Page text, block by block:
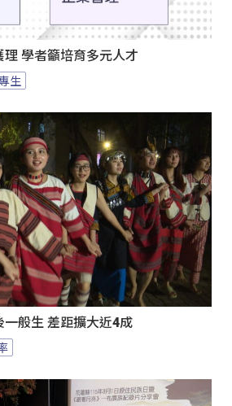
學者籲培育多元人才
生
般生 差距擴大近4成